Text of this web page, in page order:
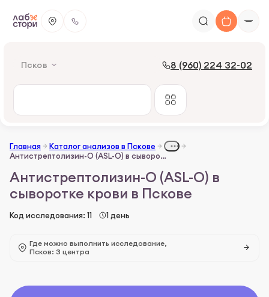
Псков 8 (960) 224 32-02
Главная
Каталог анализов в Пскове
Антистрептолизин-О (ASL-O) в сыворотке крови
Антистрептолизин-О (ASL-O) в
сыворотке крови в Пскове
Код исследования: 11 1 день
Где можно выполнить исследование,
Псков: 3 центра